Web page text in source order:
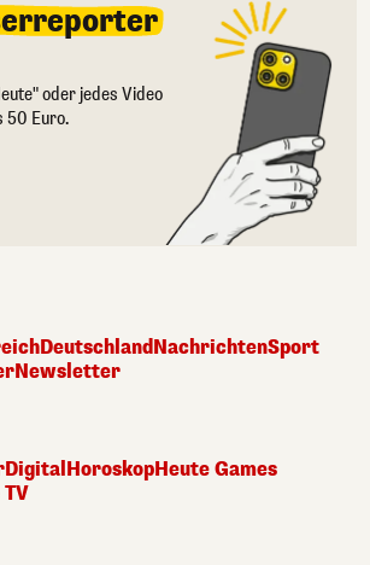
oder jedes Video
50 Euro.
DeutschlandNachrichtenSport
Newsletter
Digital HoroskopHeute Games